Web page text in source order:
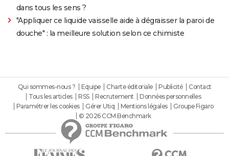
dans tous les sens ?
"Appliquer ce liquide vaisselle aide à dégraisser la paroi de
douche" : la meilleure solution selon ce chimiste
Qui sommes-nous ? Equipe Charte éditoriale Publicité
Contact
Tous les articles
RSS Recrutement
Données personnelles
Paramétrer les cookies
Gérer Utiq Mentions légales
Groupe Figaro
© 2026 CCM Benchmark